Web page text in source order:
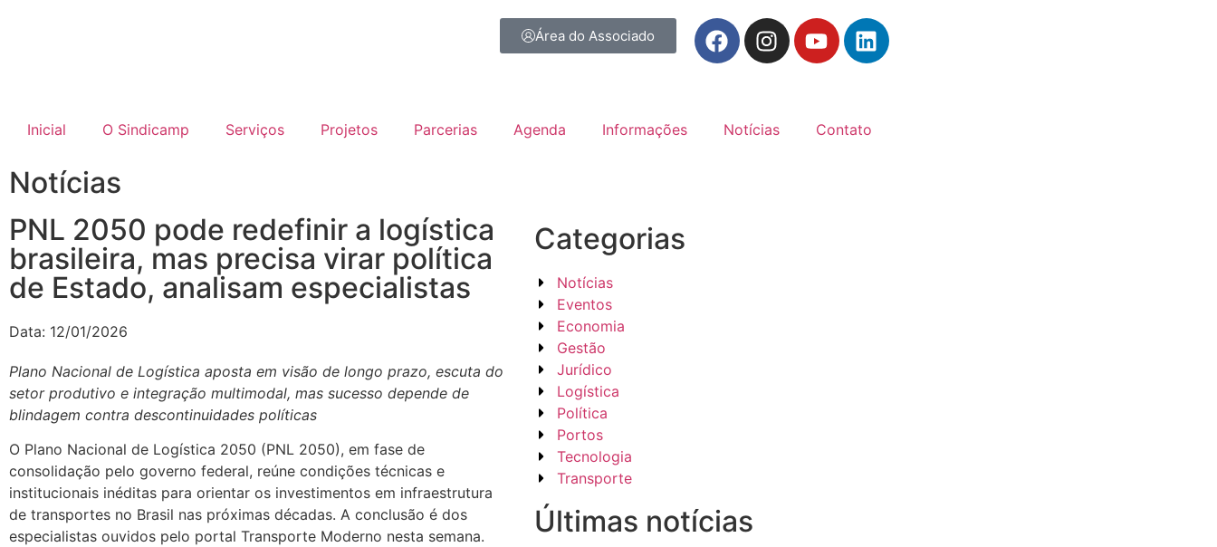
Área do Associado
Inicial O Sindicamp Serviços Projetos Parcerias Agenda Informações Notícias Contato
Notícias
PNL 2050 pode redefinir a logística
brasileira, mas precisa virar política
de Estado, analisam especialistas
Data: 12/01/2026
Plano Nacional de Logística aposta em visão de longo prazo, escuta do
setor produtivo e integração multimodal, mas sucesso depende de
blindagem contra descontinuidades políticas
O Plano Nacional de Logística 2050 (PNL 2050), em fase de
consolidação pelo governo federal, reúne condições técnicas e
institucionais inéditas para orientar os investimentos em infraestrutura
de transportes no Brasil nas próximas décadas. A conclusão é dos
especialistas ouvidos pelo portal Transporte Moderno nesta semana.
Categorias
Notícias
Eventos
Economia
Gestão
Jurídico
Logística
Política
Portos
Tecnologia
Transporte
Últimas notícias